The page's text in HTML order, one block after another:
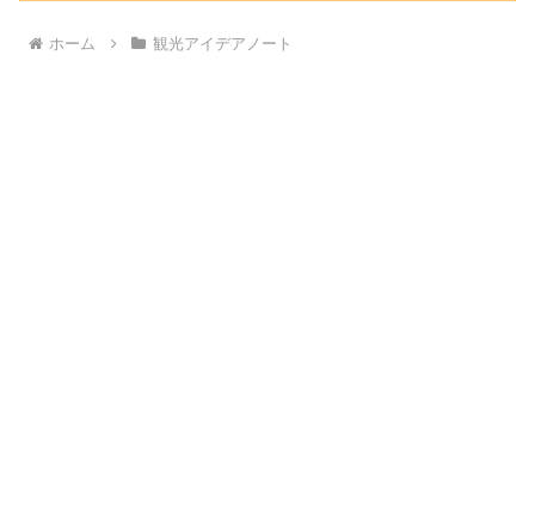
ホーム 観光アイデアノート